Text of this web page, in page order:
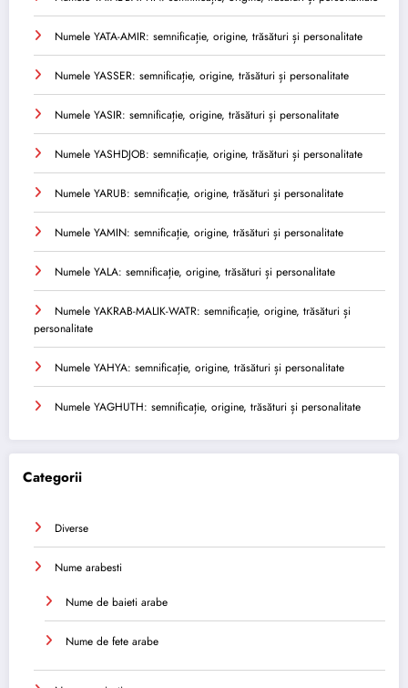
Numele YATA-AMIR: semnificație, origine, trăsături și personalitate
Numele YASSER: semnificație, origine, trăsături și personalitate
Numele YASIR: semnificație, origine, trăsături și personalitate
Numele YASHDJOB: semnificație, origine, trăsături și personalitate
Numele YARUB: semnificație, origine, trăsături și personalitate
Numele YAMIN: semnificație, origine, trăsături și personalitate
Numele YALA: semnificație, origine, trăsături și personalitate
Numele YAKRAB-MALIK-WATR: semnificație, origine, trăsături și
personalitate
Numele YAHYA: semnificație, origine, trăsături și personalitate
Numele YAGHUTH: semnificație, origine, trăsături și personalitate
Categorii
Diverse
Nume arabesti
Nume de baieti arabe
Nume de fete arabe